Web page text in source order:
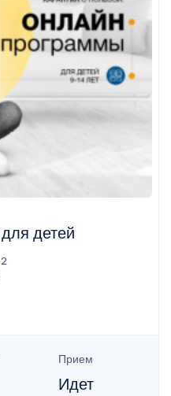
детей
Прием
Идет